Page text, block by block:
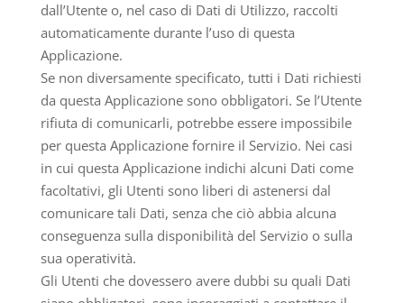
dall’Utente o, nel caso di Dati di Utilizzo, raccolti
automaticamente durante l’uso di questa
Applicazione.
Se non diversamente specificato, tutti i Dati richiesti
da questa Applicazione sono obbligatori. Se l’Utente
rifiuta di comunicarli, potrebbe essere impossibile
per questa Applicazione fornire il Servizio. Nei casi
in cui questa Applicazione indichi alcuni Dati come
facoltativi, gli Utenti sono liberi di astenersi dal
comunicare tali Dati, senza che ciò abbia alcuna
conseguenza sulla disponibilità del Servizio o sulla
sua operatività.
Gli Utenti che dovessero avere dubbi su quali Dati